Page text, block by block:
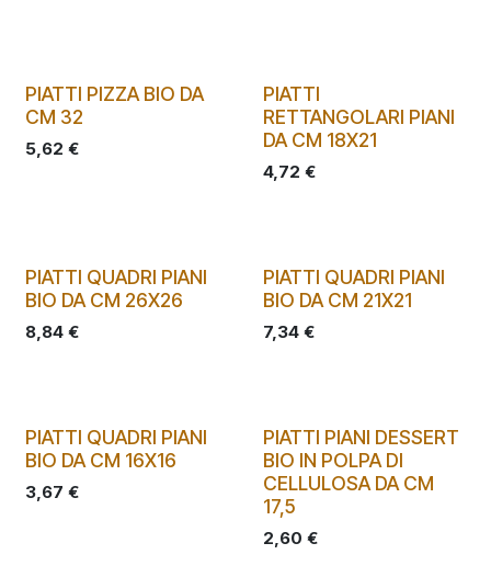
PIATTI PIZZA BIO DA
CM 32
5,62 €
PIATTI
RETTANGOLARI PIANI
DA CM 18X21
4,72 €
PIATTI QUADRI PIANI
BIO DA CM 26X26
8,84 €
PIATTI QUADRI PIANI
BIO DA CM 21X21
7,34€
PIATTI QUADRI PIANI
BIO DA CM 16X16
3,67 €
PIATTI PIANI DESSERT
BIO IN POLPA DI
CELLULOSA DA CM
17,5
2,60 €